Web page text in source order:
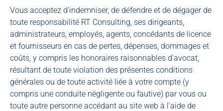
Vous acceptez d'indemniser, de défendre et de dégager de
toute responsabilité RT Consulting, ses dirigeants,
administrateurs, employés, agents, concédants de licence
et fournisseurs en cas de pertes, dépenses, dommages et
coûts, y compris les honoraires raisonnables d'avocat,
résultant de toute violation des présentes conditions
générales ou de toute activité liée à votre compte (y
compris une conduite négligente ou fautive) par vous ou
toute autre personne accédant au site web à l'aide de